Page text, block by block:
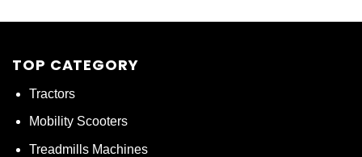
TOP CATEGORY
Tractors
Mobility Scooters
Treadmills Machines